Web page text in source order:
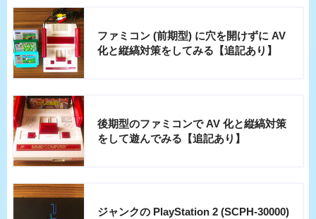
ファミコン (前期型) に穴を開けずに AV
化と縦縞対策をしてみる【追記あり】
後期型のファミコンで AV 化と縦縞対策
をして遊んでみる【追記あり】
ジャンクの PlayStation 2 (SCPH-30000)